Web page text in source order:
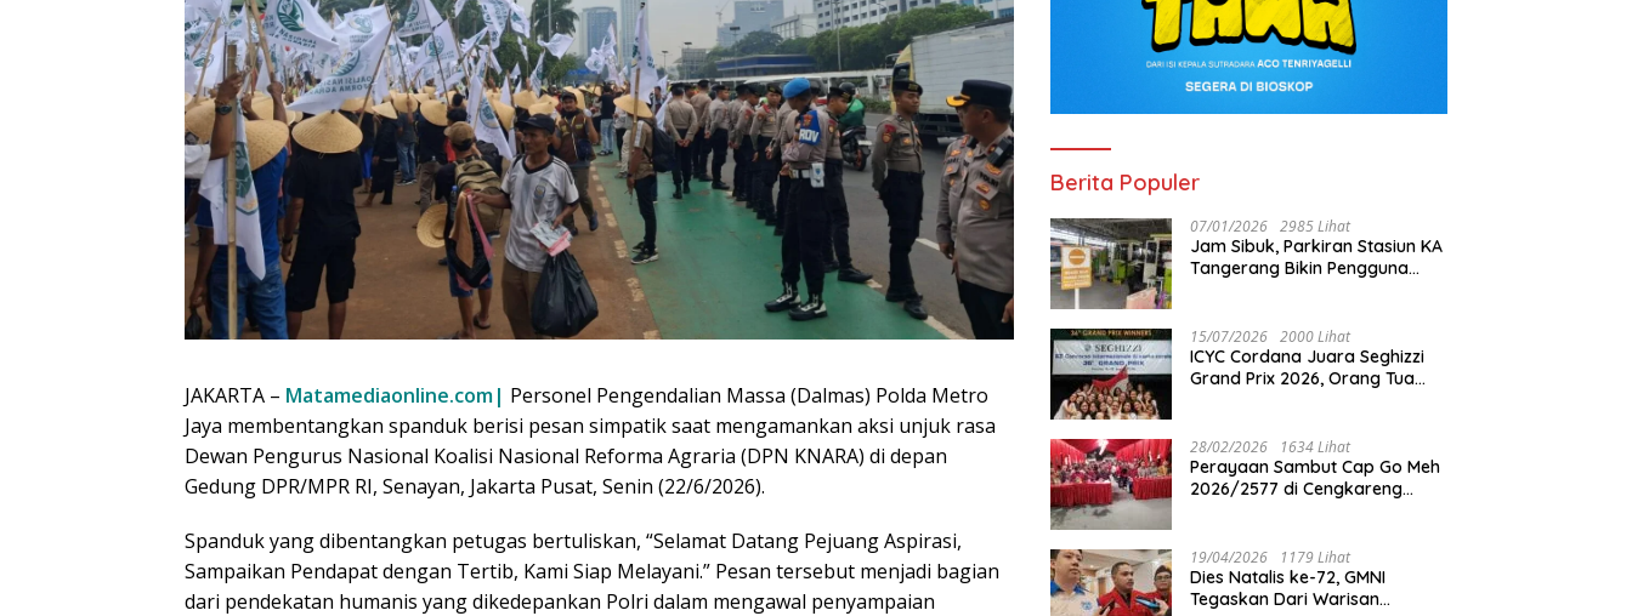
JAKARTA – Matamediaonline.com| Personel Pengendalian Massa (Dalmas) Polda Metro
Jaya membentangkan spanduk berisi pesan simpatik saat mengamankan aksi unjuk rasa
Dewan Pengurus Nasional Koalisi Nasional Reforma Agraria (DPN KNARA) di depan
Gedung DPR/MPR RI, Senayan, Jakarta Pusat, Senin (22/6/2026).
Spanduk yang dibentangkan petugas bertuliskan, “Selamat Datang Pejuang Aspirasi,
Sampaikan Pendapat dengan Tertib, Kami Siap Melayani.” Pesan tersebut menjadi bagian
dari pendekatan humanis yang dikedepankan Polri dalam mengawal penyampaian
Berita Populer
07/01/2026 2985 Lihat
Jam Sibuk, Parkiran Stasiun KA
Tangerang Bikin Pengguna
15/07/2026 2000 Lihat
ICYC Cordana Juara Seghizzi
Grand Prix 2026, Orang Tua
Indonesia
28/02/2026 1634 Lihat
Perayaan Sambut Cap Go Meh
2026/2577 di Cengkareng
Harmoni
19/04/2026 1179 Lihat
Dies Natalis ke-72, GMNI
Tegaskan Dari Warisan